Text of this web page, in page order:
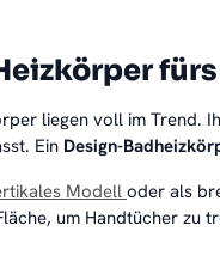
liegen voll im Trend.
Ein Design-
Modell oder als
um Handtücher zu